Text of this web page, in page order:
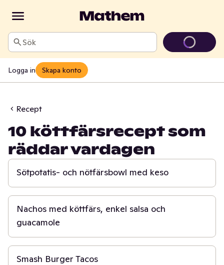
Sök
Logga in Skapa konto
Recept
10 köttfärsrecept som
räddar vardagen
40 min
Sötpotatis- och nötfärsbowl med keso
25 min
Nachos med köttfärs, enkel salsa och
guacamole
20 min
Smash Burger Tacos